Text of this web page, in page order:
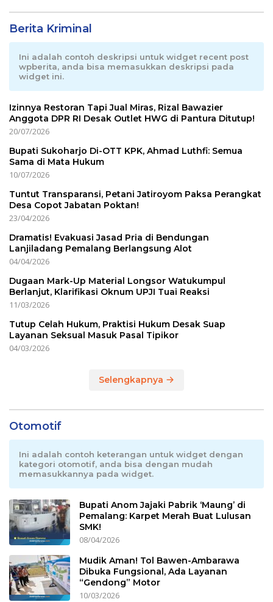
Berita Kriminal
Ini adalah contoh deskripsi untuk widget recent post
wpberita, anda bisa memasukkan deskripsi pada
widget ini.
Izinnya Restoran Tapi Jual Miras, Rizal Bawazier
Anggota DPR RI Desak Outlet HWG di Pantura Ditutup!
20/07/2026
Bupati Sukoharjo Di-OTT KPK, Ahmad Luthfi: Semua
Sama di Mata Hukum
10/07/2026
Tuntut Transparansi, Petani Jatiroyom Paksa Perangkat
Desa Copot Jabatan Poktan!
23/04/2026
Dramatis! Evakuasi Jasad Pria di Bendungan
Lanjiladang Pemalang Berlangsung Alot
04/04/2026
Dugaan Mark-Up Material Longsor Watukumpul
Berlanjut, Klarifikasi Oknum UPJI Tuai Reaksi
11/03/2026
Tutup Celah Hukum, Praktisi Hukum Desak Suap
Layanan Seksual Masuk Pasal Tipikor
04/03/2026
Selengkapnya
Otomotif
Ini adalah contoh keterangan untuk widget dengan
kategori otomotif, anda bisa dengan mudah
memasukkannya pada widget.
Bupati Anom Jajaki Pabrik ‘Maung’ di
Pemalang: Karpet Merah Buat Lulusan
SMK!
08/04/2026
Mudik Aman! Tol Bawen-Ambarawa
Dibuka Fungsional, Ada Layanan
“Gendong” Motor
10/03/2026